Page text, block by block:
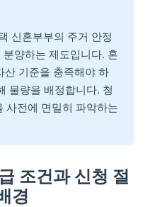
신혼부부의 주거 안정
양하는 제도입니다. 혼
산 기준을 충족해야 하
물량을 배정합니다. 청
사전에 면밀히 파악하는
조건과 신청 절
경